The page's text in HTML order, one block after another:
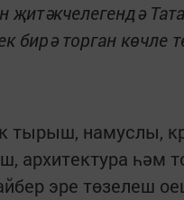
җитәкчелегендә
бирә торган көчле
тырыш, намуслы,
архитектура
эре төзелеш